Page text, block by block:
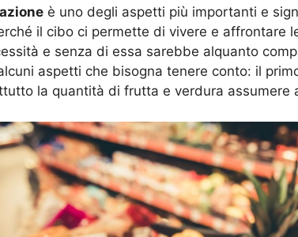
è uno degli aspetti più importanti e
il cibo ci permette di vivere e affrontare
e senza di essa sarebbe alquanto
aspetti che bisogna tenere conto: il
la quantità di frutta e verdura assumere